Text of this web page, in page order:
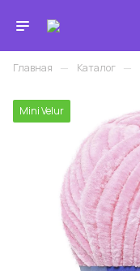
Главная — Каталог —
Mini Velur